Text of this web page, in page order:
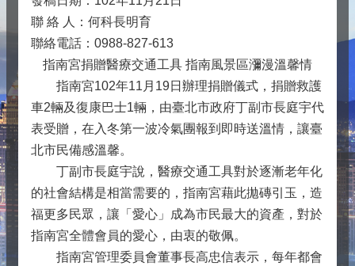
聯 絡 人：何科長明育
聯絡電話：0988-827-613
指南宮捐贈醫療交通工具 指南風景區瀰漫溫馨情
指南宮102年11月19日辦理捐贈儀式，捐贈救護
車2輛及復康巴士1輛，由臺北市政府丁副市長庭宇代
表受贈，在入冬第一波冷氣團報到即時送溫情，讓臺
北市民備感溫馨。
丁副市長庭宇說，醫療交通工具對於逐漸老年化
的社會結構是相當需要的，指南宮藉此拋磚引玉，造
福更多民眾，讓「愛心」成為市民最大的資產，對於
指南宮全體會員的愛心，由衷的敬佩。
指南宮管理委員會董事長高忠信表示，每年都會